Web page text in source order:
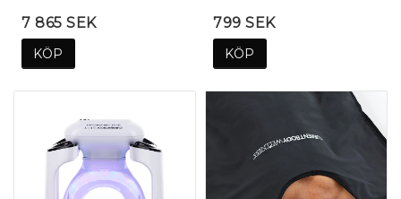
7 865 SEK
KÖP
799 SEK
KÖP